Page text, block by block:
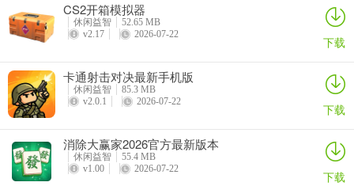
CS2开箱模拟器
休闲益智
52.65 MB
v2.17
2026-07-22 下载
卡通射击对决最新手机版
休闲益智
85.3 MB
v2.0.1
2026-07-22 下载
消除大赢家2026官方最新版本
休闲益智
55.4 MB
v1.00
2026-07-22 下载